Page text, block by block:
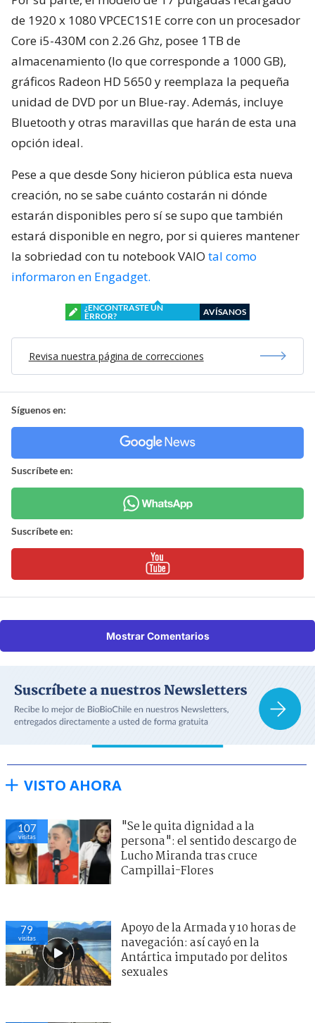
de 1920 x 1080 VPCEC1S1E corre con un procesador
Core i5-430M con 2.26 Ghz, posee 1TB de
almacenamiento (lo que corresponde a 1000 GB),
gráficos Radeon HD 5650 y reemplaza la pequeña
unidad de DVD por un Blue-ray. Además, incluye
Bluetooth y otras maravillas que harán de esta una
opción ideal.
Pese a que desde Sony hicieron pública esta nueva
creación, no se sabe cuánto costarán ni dónde
estarán disponibles pero sí se supo que también
estará disponible en negro, por si quieres mantener
la sobriedad con tu notebook VAIO tal como
informaron en Engadget.
¿ENCONTRASTE UN
ERROR?
AVÍSANOS
Revisa nuestra página de correcciones
Síguenos en:
Suscríbete en:
Suscríbete en:
Mostrar Comentarios
VISTO AHORA
107
visitas
"Se le quita dignidad a la
persona": el sentido descargo de
Lucho Miranda tras cruce
Campillai-Flores
79
visitas
Apoyo de la Armada y 10 horas de
navegación: así cayó en la
Antártica imputado por delitos
sexuales